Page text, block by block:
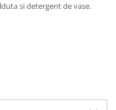
si detergent de vase.